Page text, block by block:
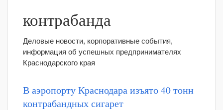
контрабанда
Деловые новости, корпоративные события,
информация об успешных предпринимателях
Краснодарского края
В аэропорту Краснодара изъято 40 тонн
контрабандных сигарет